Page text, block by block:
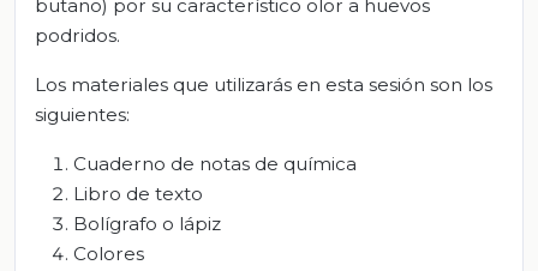
butano) por su característico olor a huevos
podridos.
Los materiales que utilizarás en esta sesión son los
siguientes:
Cuaderno de notas de química
Libro de texto
Bolígrafo o lápiz
Colores